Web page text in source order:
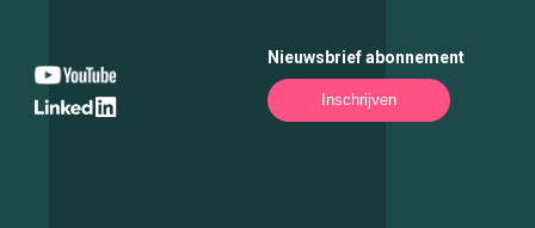
Nieuwsbrief abonnement
Inschrijven